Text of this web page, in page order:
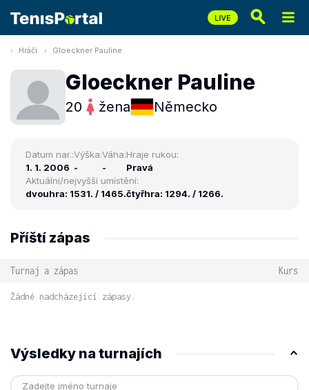
Hráči Gloeckner Pauline
Gloeckner Pauline
20 žena Německo
Datum nar.:
1. 1. 2006
Výška:
-
Váha:
-
Hraje rukou:
Pravá
Aktuální/nejvyšší umístění:
dvouhra: 1531. / 1465.čtyřhra: 1294. / 1266.
Příští zápas
Turnaj a zápas Kurs
Žádné nadcházející zápasy.
Výsledky na turnajích